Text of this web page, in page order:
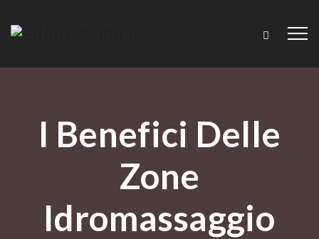
I Benefici Delle
Zone
Idromassaggio